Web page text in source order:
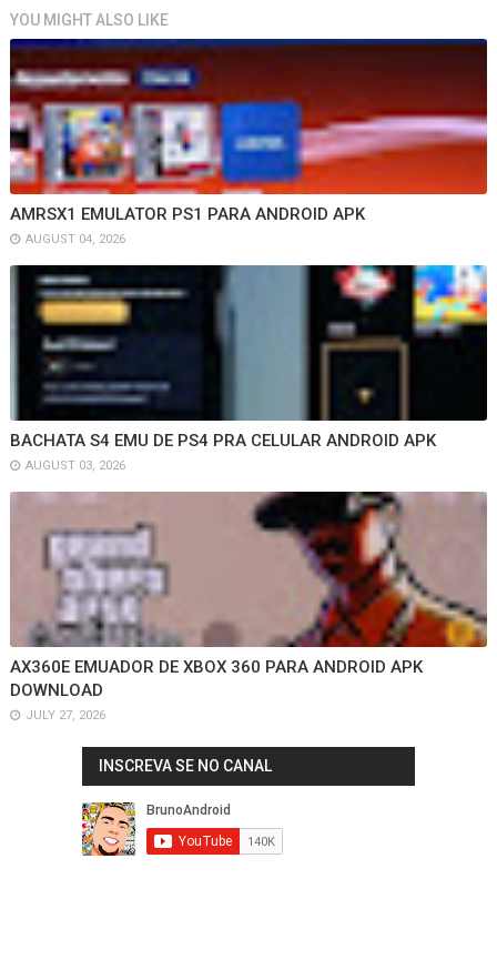
YOU MIGHT ALSO LIKE
AMRSX1 EMULATOR PS1 PARA ANDROID APK
AUGUST 04, 2026
BACHATA S4 EMU DE PS4 PRA CELULAR ANDROID APK
AUGUST 03, 2026
AX360E EMUADOR DE XBOX 360 PARA ANDROID APK
DOWNLOAD
JULY 27, 2026
INSCREVA SE NO CANAL